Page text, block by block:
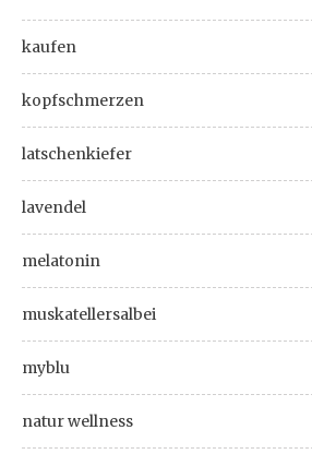
kaufen
kopfschmerzen
latschenkiefer
lavendel
melatonin
muskatellersalbei
myblu
natur wellness